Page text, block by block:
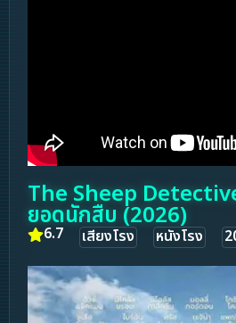
The Sheep
ยอดนักสืบ (2026)
6.7 เสียงโรง หนังโรง